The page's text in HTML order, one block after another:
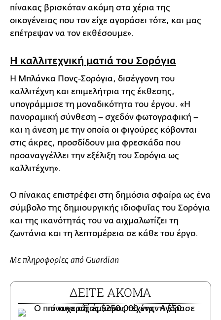
πίνακας βρισκόταν ακόμη στα χέρια της
οικογένειας που τον είχε αγοράσει τότε, και μας
επέτρεψαν να τον εκθέσουμε».
Η καλλιτεχνική ματιά του Σορόγια
Η Μπλάνκα Πονς-Σορόγια, δισέγγονη του
καλλιτέχνη και επιμελήτρια της έκθεσης,
υπογράμμισε τη μοναδικότητα του έργου. «Η
πανοραμική σύνθεση – σχεδόν φωτογραφική –
και η άνεση με την οποία οι φιγούρες κόβονται
στις άκρες, προσδίδουν μια φρεσκάδα που
προαναγγέλλει την εξέλιξη του Σορόγια ως
καλλιτέχνη».
Ο πίνακας επιστρέφει στη δημόσια σφαίρα ως ένα
σύμβολο της δημιουργικής ιδιοφυΐας του Σορόγια
και της ικανότητάς του να αιχμαλωτίζει τη
ζωντάνια και τη λεπτομέρεια σε κάθε του έργο.
Με πληροφορίες από Guardian
ΔΕΙΤΕ ΑΚΟΜΑ